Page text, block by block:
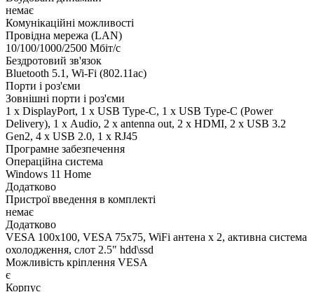
немає
Комунікаційні можливості
Провідна мережа (LAN)
10/100/1000/2500 Мбіт/с
Бездротовий зв'язок
Bluetooth 5.1, Wi-Fi (802.11ac)
Порти і роз'єми
Зовнішні порти і роз'єми
1 x DisplayPort, 1 x USB Type-C, 1 x USB Type-C (Power
Delivery), 1 х Audio, 2 x antenna out, 2 x HDMI, 2 x USB 3.2
Gen2, 4 x USB 2.0, 1 x RJ45
Програмне забезпечення
Операційна система
Windows 11 Home
Додатково
Пристрої введення в комплекті
немає
Додатково
VESA 100x100, VESA 75x75, WiFi антена х 2, активна система
охолодження, слот 2.5" hdd\ssd
Можливість кріплення VESA
є
Корпус